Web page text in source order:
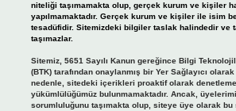
niteliği taşımamakta olup, gerçek kurum ve kişiler
yapılmamaktadır. Gerçek kurum ve kişiler ile isim
tesadüfidir. Sitemizdeki bilgiler taslak halindedir ve
taşımazlar.
Sitemiz, 5651 Sayılı Kanun gereğince Bilgi
(BTK) tarafından onaylanmış bir Yer Sağlayıcı
nedenle, sitedeki içerikleri proaktif olarak
yükümlülüğümüz bulunmamaktadır. Ancak,
sorumluluğunu taşımakta olup, siteye üye olarak bu